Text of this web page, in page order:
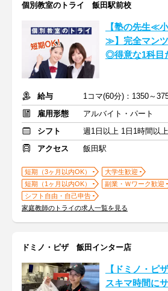
個別教室のトライ 飯田駅前校
【塾の先生≪
≫】完全マン
◎得意な1科目
給与
1コマ(60分)：1350～
雇用形態
アルバイト・パート
シフト
週1日以上 1日1時間以上
アクセス
飯田駅
短期（3ヶ月以内OK）
大学生歓迎
短期（1ヶ月以内OK）
副業・Ｗワーク歓迎
シフト自由・自己申告
家庭教師のトライの求人一覧を見る
ドミノ・ピザ 飯田インター店
【ドミノ・ピ
スキマ時間に